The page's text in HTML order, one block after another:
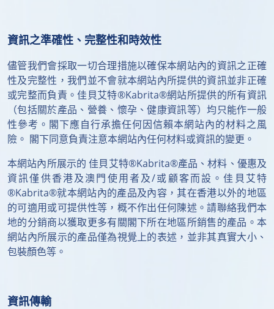
資訊之準確性、完整性和時效性
儘管我們會採取一切合理措施以確保本網站內的資訊之正確
性及完整性，我們並不會就本網站內所提供的資訊並非正確
或完整而負責。佳貝艾特®Kabrita®網站所提供的所有資訊
（包括關於產品、營養、懷孕、健康資訊等）均只能作一般
性參考。閣下應自行承擔任何因信賴本網站內的材料之風
險。 閣下同意負責注意本網站內任何材料或資訊的變更。
本網站內所展示的 佳貝艾特®Kabrita®產品、材料、優惠及
資訊僅供香港及澳門使用者及/或顧客而設。佳貝艾特
®Kabrita®就本網站內的產品及內容，其在香港以外的地區
的可適用或可提供性等，概不作出任何陳述。請聯絡我們本
地的分銷商以獲取更多有關閣下所在地區所銷售的產品。本
網站內所展示的產品僅為視覺上的表述，並非其真實大小、
包裝顏色等。
資訊傳輸